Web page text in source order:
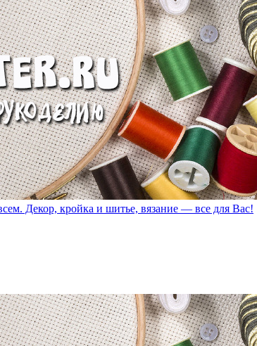
Декор, кройка и шитье, вязание — все для Вас!